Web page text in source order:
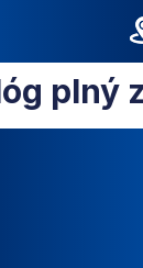
plný